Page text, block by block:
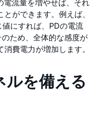
電流量を増やせば、それ
ができます。例えば、
にすれば、PDの電流
ため、全体的な感度が
費電力が増加します。
ルを備える